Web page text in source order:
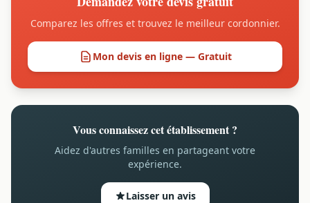
Comparez les offres et trouvez le meilleur cordonnier.
Mon devis en ligne — Gratuit
Vous connaissez cet établissement ?
Aidez d'autres familles en partageant votre
expérience.
Laisser un avis